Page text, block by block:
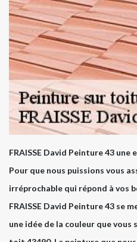
FRAISSE David Peinture 43
Pour que nous puissions vous
irréprochable qui répond à vos
FRAISSE David Peinture 43 se
une idée de la couleur que